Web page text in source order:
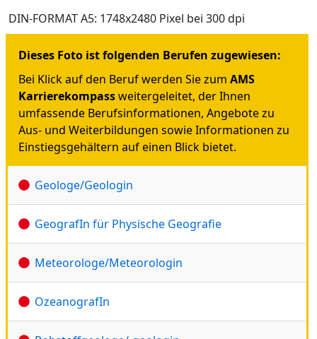
DIN-FORMAT A5: 1748x2480 Pixel bei 300 dpi
Dieses Foto ist folgenden Berufen zugewiesen:
Bei Klick auf den Beruf werden Sie zum AMS
Karrierekompassweitergeleitet, der Ihnen
umfassende Berufsinformationen, Angebote zu
Aus- und Weiterbildungen sowie Informationen zu
Einstiegsgehältern auf einen Blick bietet.
Geologe/Geologin
GeografIn für Physische Geografie
Meteorologe/Meteorologin
OzeanografIn